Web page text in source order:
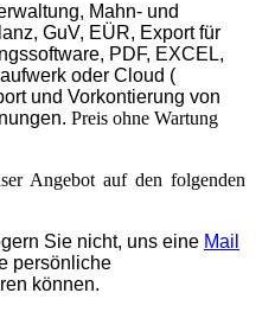
Mahn- und
GuV, EÜR, Export für
PDF, EXCEL,
oder Cloud (
und Vorkontierung von
Preis ohne Wartung
Angebot auf den folgenden
Sie nicht, uns eine Mail
persönliche
können.